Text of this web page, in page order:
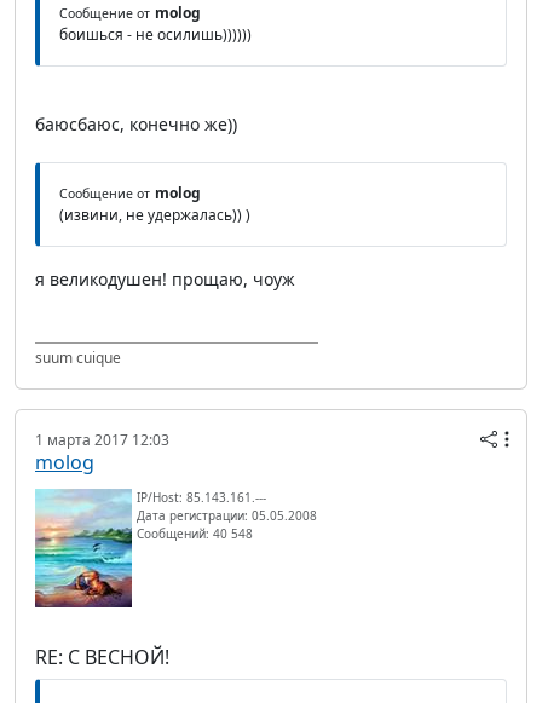
Сообщение от molog
боишься - не осилишь))))))
баюсбаюс, конечно же))
Сообщение от molog
(извини, не удержалась)) )
я великодушен! прощаю, чоуж
suum cuique
1 марта 2017 12:03
molog
IP/Host: 85.143.161.---
Дата регистрации: 05.05.2008
Сообщений: 40 548
RE: С ВЕСНОЙ!